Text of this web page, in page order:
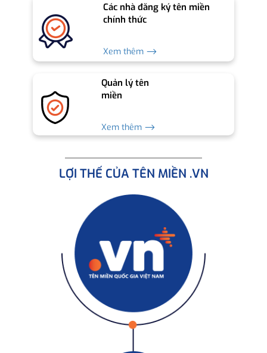
Các nhà đăng ký tên miền
chính thức
Xem thêm ⟶
Quản lý tên
miền
Xem thêm ⟶
LỢI THẾ CỦA TÊN MIỀN .VN